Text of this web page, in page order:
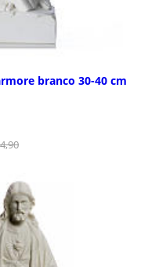
branco 30-40 cm